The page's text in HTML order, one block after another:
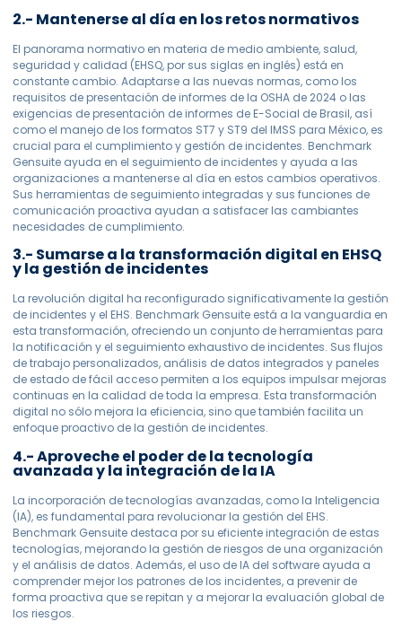
2.- Mantenerse al día en los retos normativos
El panorama normativo en materia de medio ambiente, salud,
seguridad y calidad (EHSQ, por sus siglas en inglés) está en
constante cambio. Adaptarse a las nuevas normas, como los
requisitos de presentación de informes de la OSHA de 2024 o las
exigencias de presentación de informes de E-Social de Brasil, así
como el manejo de los formatos ST7 y ST9 del IMSS para México, es
crucial para el cumplimiento y gestión de incidentes. Benchmark
Gensuite ayuda en el seguimiento de incidentes y ayuda a las
organizaciones a mantenerse al día en estos cambios operativos.
Sus herramientas de seguimiento integradas y sus funciones de
comunicación proactiva ayudan a satisfacer las cambiantes
necesidades de cumplimiento.
3.- Sumarse a la transformación digital en EHSQ
y la gestión de incidentes
La revolución digital ha reconfigurado significativamente la gestión
de incidentes y el EHS. Benchmark Gensuite está a la vanguardia en
esta transformación, ofreciendo un conjunto de herramientas para
la notificación y el seguimiento exhaustivo de incidentes. Sus flujos
de trabajo personalizados, análisis de datos integrados y paneles
de estado de fácil acceso permiten a los equipos impulsar mejoras
continuas en la calidad de toda la empresa. Esta transformación
digital no sólo mejora la eficiencia, sino que también facilita un
enfoque proactivo de la gestión de incidentes.
4.- Aproveche el poder de la tecnología
avanzada y la integración de la IA
La incorporación de tecnologías avanzadas, como la Inteligencia
(IA), es fundamental para revolucionar la gestión del EHS.
Benchmark Gensuite destaca por su eficiente integración de estas
tecnologías, mejorando la gestión de riesgos de una organización
y el análisis de datos. Además, el uso de IA del software ayuda a
comprender mejor los patrones de los incidentes, a prevenir de
forma proactiva que se repitan y a mejorar la evaluación global de
los riesgos.